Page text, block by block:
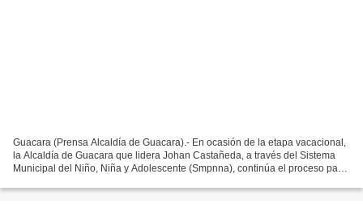
Guacara (Prensa Alcaldía de Guacara).- En ocasión de la etapa vacacional,
la Alcaldía de Guacara que lidera Johan Castañeda, a través del Sistema
Municipal del Niño, Niña y Adolescente (Smpnna), continúa el proceso para